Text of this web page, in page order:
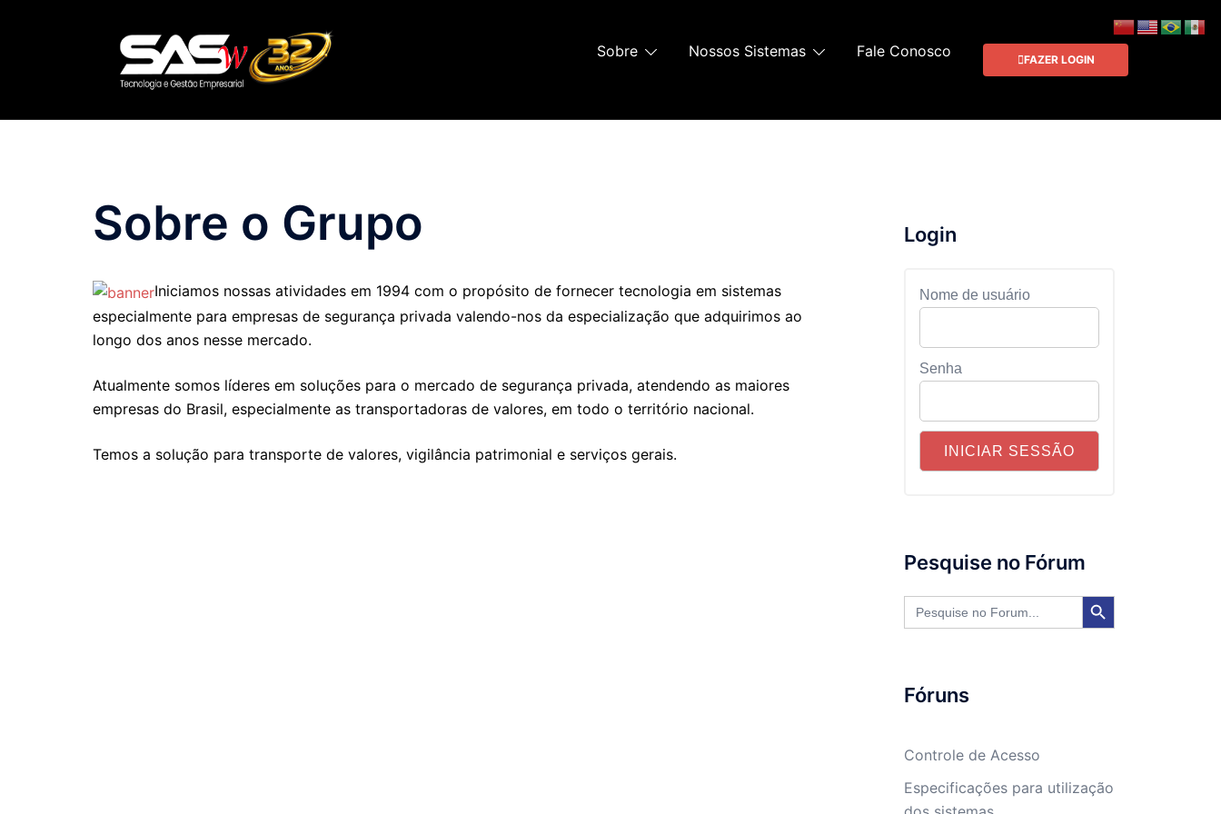
Sobre Nossos Sistemas Fale Conosco FAZER LOGIN
Sobre o Grupo
Iniciamos nossas atividades em 1994 com o propósito de fornecer tecnologia em sistemas
especialmente para empresas de segurança privada valendo-nos da especialização que adquirimos ao
longo dos anos nesse mercado.
Atualmente somos líderes em soluções para o mercado de segurança privada, atendendo as maiores
empresas do Brasil, especialmente as transportadoras de valores, em todo o território nacional.
Temos a solução para transporte de valores, vigilância patrimonial e serviços gerais.
Login
Nome de usuário
Senha
Pesquise no Fórum
Search
for:
SEARCH BUTTON
Fóruns
Controle de Acesso
Especificações para utilização